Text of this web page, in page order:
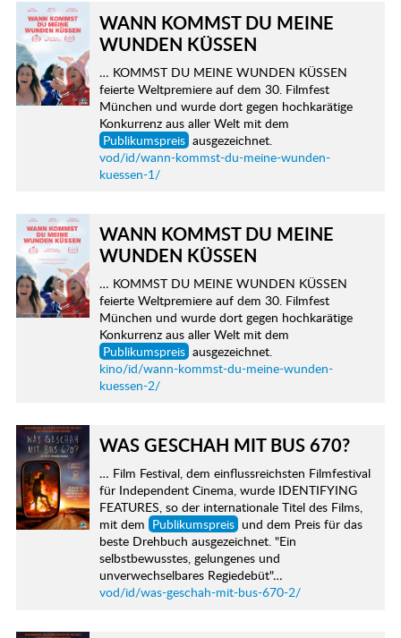
WANN KOMMST DU MEINE
WUNDEN KÜSSEN
… KOMMST DU MEINE WUNDEN KÜSSEN
feierte Weltpremiere auf dem 30. Filmfest
München und wurde dort gegen hochkarätige
Konkurrenz aus aller Welt mit dem
Publikumspreis ausgezeichnet.
vod/id/wann-kommst-du-meine-wunden-
kuessen-1/
WANN KOMMST DU MEINE
WUNDEN KÜSSEN
… KOMMST DU MEINE WUNDEN KÜSSEN
feierte Weltpremiere auf dem 30. Filmfest
München und wurde dort gegen hochkarätige
Konkurrenz aus aller Welt mit dem
Publikumspreis ausgezeichnet.
kino/id/wann-kommst-du-meine-wunden-
kuessen-2/
WAS GESCHAH MIT BUS 670?
… Film Festival, dem einflussreichsten Filmfestival
für Independent Cinema, wurde IDENTIFYING
FEATURES, so der internationale Titel des Films,
mit dem Publikumspreis und dem Preis für das
beste Drehbuch ausgezeichnet. "Ein
selbstbewusstes, gelungenes und
unverwechselbares Regiedebüt"…
vod/id/was-geschah-mit-bus-670-2/